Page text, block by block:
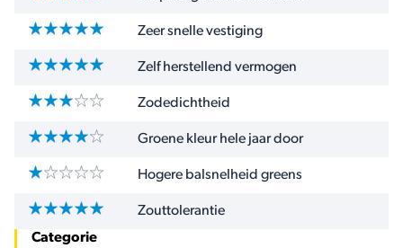
Zeer snelle vestiging
Zelf herstellend vermogen
Zodedichtheid
Groene kleur hele jaar door
Hogere balsnelheid greens
Zouttolerantie
Categorie